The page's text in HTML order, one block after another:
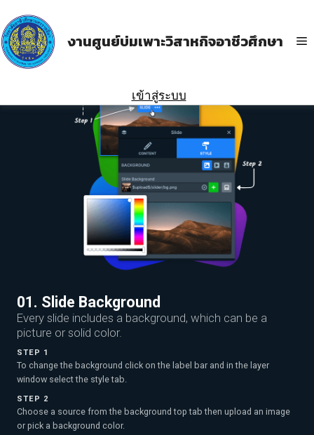
งานศูนย์บ่มเพาะวิสาหกิจอาชีวศึกษา
เข้าสู่ระบบ
01. Slide Background
Every slide includes a background, which can be a
picture or solid color.
STEP 1
To change the background click on the label bar and in the layer
window select the style tab.
STEP 2
Choose a source from the background top tab then upload an image
or pick a background color.